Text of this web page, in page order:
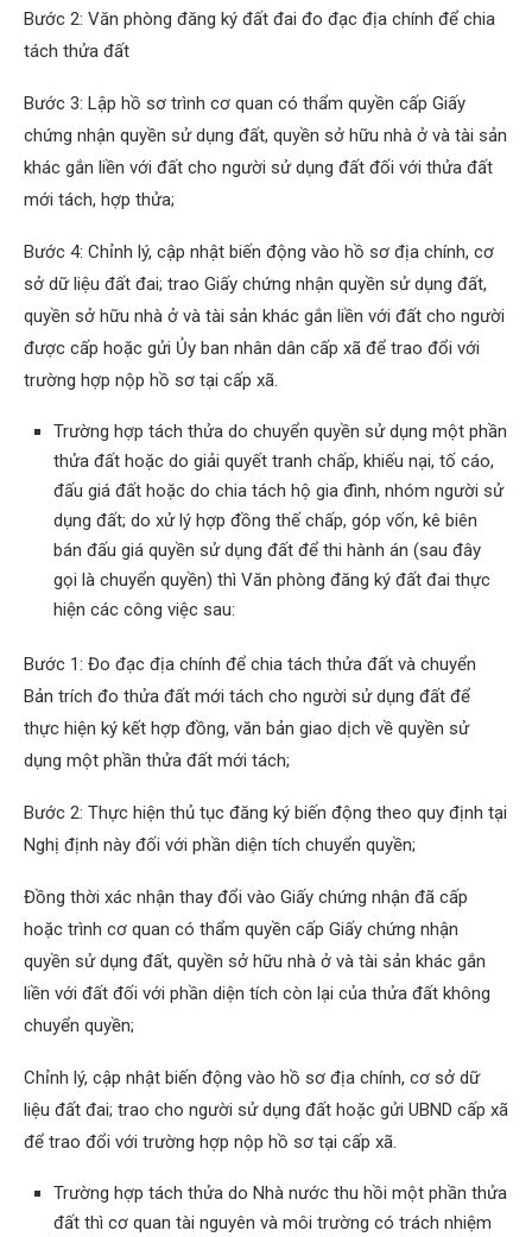
Bước 2: Văn phòng đăng ký đất đai đo đạc địa chính để chia
tách thửa đất
Bước 3: Lập hồ sơ trình cơ quan có thẩm quyền cấp Giấy
chứng nhận quyền sử dụng đất, quyền sở hữu nhà ở và tài sản
khác gắn liền với đất cho người sử dụng đất đối với thửa đất
mới tách, hợp thửa;
Bước 4: Chỉnh lý, cập nhật biến động vào hồ sơ địa chính, cơ
sở dữ liệu đất đai; trao Giấy chứng nhận quyền sử dụng đất,
quyền sở hữu nhà ở và tài sản khác gắn liền với đất cho người
được cấp hoặc gửi Ủy ban nhân dân cấp xã để trao đổi với
trường hợp nộp hồ sơ tại cấp xã.
Trường hợp tách thửa do chuyển quyền sử dụng một phần
thửa đất hoặc do giải quyết tranh chấp, khiếu nại, tố cáo,
đấu giá đất hoặc do chia tách hộ gia đình, nhóm người sử
dụng đất; do xử lý hợp đồng thế chấp, góp vốn, kê biên
bán đấu giá quyền sử dụng đất để thi hành án (sau đây
gọi là chuyển quyền) thì Văn phòng đăng ký đất đai thực
hiện các công việc sau:
Bước 1: Đo đạc địa chính để chia tách thửa đất và chuyển
Bản trích đo thửa đất mới tách cho người sử dụng đất để
thực hiện ký kết hợp đồng, văn bản giao dịch về quyền sử
dụng một phần thửa đất mới tách;
Bước 2: Thực hiện thủ tục đăng ký biến động theo quy định tại
Nghị định này đối với phần diện tích chuyển quyền;
Đồng thời xác nhận thay đổi vào Giấy chứng nhận đã cấp
hoặc trình cơ quan có thẩm quyền cấp Giấy chứng nhận
quyền sử dụng đất, quyền sở hữu nhà ở và tài sản khác gắn
liền với đất đối với phần diện tích còn lại của thửa đất không
chuyển quyền;
Chỉnh lý, cập nhật biến động vào hồ sơ địa chính, cơ sở dữ
liệu đất đai; trao cho người sử dụng đất hoặc gửi UBND cấp xã
để trao đổi với trường hợp nộp hồ sơ tại cấp xã.
Trường hợp tách thửa do Nhà nước thu hồi một phần thửa
đất thì cơ quan tài nguyên và môi trường có trách nhiệm